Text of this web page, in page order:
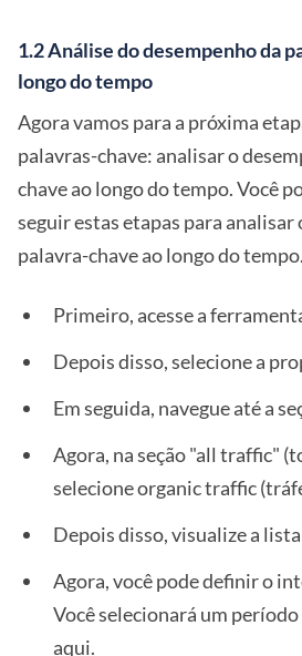
1.2 Análise do desempenho da
longo do tempo
Agora vamos para a próxima
palavras-chave: analisar o
chave ao longo do tempo. Você
seguir estas etapas para analisar
palavra-chave ao longo do tempo.
Primeiro, acesse a
Depois disso, selecione a
Em seguida, navegue até a
Agora, na seção "all traffic"
selecione organic traffic
Depois disso, visualize a
Agora, você pode definir o
Você selecionará um
aqui.